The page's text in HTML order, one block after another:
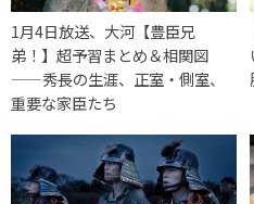
1月4日放送、大河【豊臣兄
弟！】超予習まとめ＆相関図
——秀長の生涯、正室・側室、
重要な家臣たち